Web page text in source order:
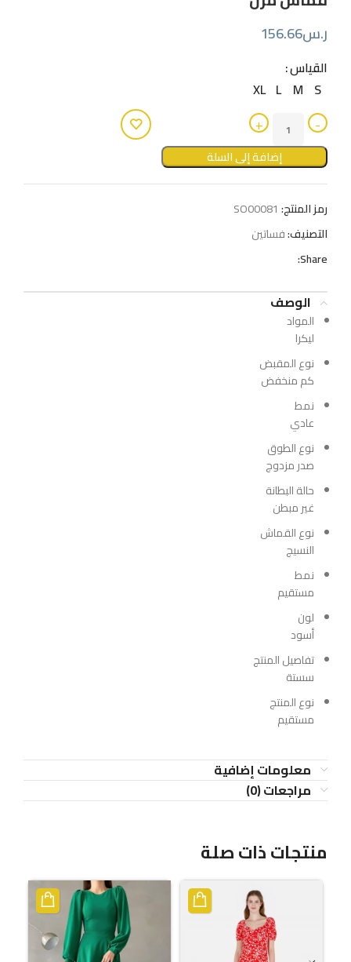
ر.س156.66
القياس
S
M
L
XL
إضافة إلى السلة
رمز المنتج: SO00081
التصنيف:فساتين
Share:
الوصف
المواد
ليكرا
نوع المقبض
كم منخفض
نمط
عادي
نوع الطوق
صدر مزدوج
حالة البطانة
غير مبطن
نوع القماش
النسيج
نمط
مستقيم
لون
أسود
تفاصيل المنتج
سستة
نوع المنتج
مستقيم
معلومات إضافية
مراجعات (0)
منتجات ذات صلة